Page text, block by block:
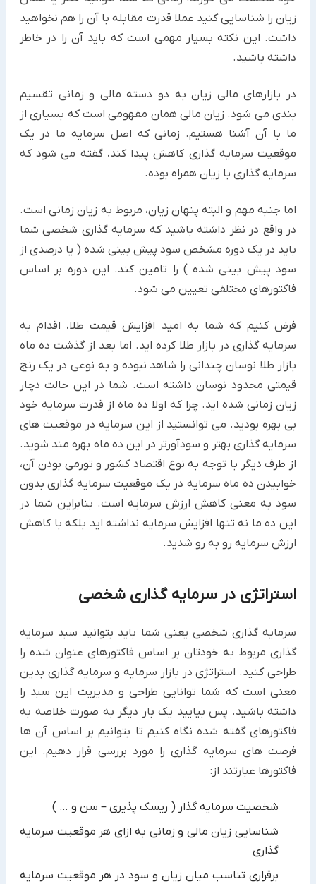
زیان را شناسایی کنید عملا قدرت مقابله با آن را هم نخواهید
داشت. این نکته بسیار مهمی است که باید آن را در خاطر
داشته باشید.
در بازارهای مالی زیان به دو دسته مالی و زمانی تقسیم
بندی می شود. زیان مالی همان مفهومی است که بسیاری از
ما با آن آشنا هستیم. زمانی که اصل سرمایه ما در یک
موقعیت سرمایه گذاری کاهش پیدا کند، گفته می شود که
سرمایه گذاری با زیان همراه بوده.
اما جنبه مهم و البته پنهان زیان، مربوط به زیان زمانی است.
در واقع در نظر داشته باشید که سرمایه گذاری شخصی شما
باید در یک دوره مشخص سود پیش بینی شده ( یا درصدی از
سود پیش بینی شده ) را تامین کند. این دوره بر اساس
فاکتورهای مختلفی تعیین می شود.
فرض کنیم که شما به امید افزایش قیمت طلا، اقدام به
سرمایه گذاری در بازار طلا کرده اید. اما بعد از گذشت ده ماه
بازار طلا نوسان چندانی را شاهد نبوده و به نوعی در یک رنج
قیمتی محدود نوسان داشته است. شما در این حالت دچار
زیان زمانی شده اید. چرا که اولا ده ماه از قدرت سرمایه خود
بی بهره بودید. می توانستید از این سرمایه در موقعیت های
سرمایه گذاری بهتر و سودآورتر در این ده ماه بهره مند شوید.
از طرف دیگر با توجه به نوع اقتصاد کشور و تورمی بودن آن،
خوابیدن ده ماه سرمایه در یک موقعیت سرمایه گذاری بدون
سود به معنی کاهش ارزش سرمایه است. بنابراین شما در
این ده ما نه تنها افزایش سرمایه نداشته اید بلکه با کاهش
ارزش سرمایه رو به رو شدید.
استراتژی در سرمایه گذاری شخصی
سرمایه گذاری شخصی یعنی شما باید بتوانید سبد سرمایه
گذاری مربوط به خودتان بر اساس فاکتورهای عنوان شده را
طراحی کنید. استراتژی در بازار سرمایه و سرمایه گذاری بدین
معنی است که شما توانایی طراحی و مدیریت این سبد را
داشته باشید. پس بیایید یک بار دیگر به صورت خلاصه به
فاکتورهای گفته شده نگاه کنیم تا بتوانیم بر اساس آن ها
فرصت های سرمایه گذاری را مورد بررسی قرار دهیم. این
فاکتورها عبارتند از:
شخصیت سرمایه گذار ( ریسک پذیری – سن و … )
شناسایی زیان مالی و زمانی به ازای هر موقعیت سرمایه
گذاری
برقراری تناسب میان زیان و سود در هر موقعیت سرمایه